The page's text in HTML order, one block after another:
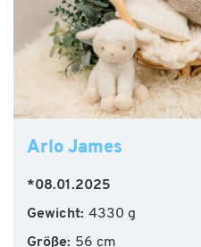
Arlo James
*08.01.2025
Gewicht: 4330 g
Größe: 56 cm